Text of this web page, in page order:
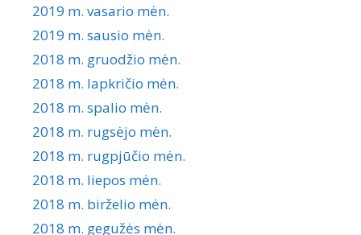
2019 m. vasario mėn.
2019 m. sausio mėn.
2018 m. gruodžio mėn.
2018 m. lapkričio mėn.
2018 m. spalio mėn.
2018 m. rugsėjo mėn.
2018 m. rugpjūčio mėn.
2018 m. liepos mėn.
2018 m. birželio mėn.
2018 m. gegužės mėn.